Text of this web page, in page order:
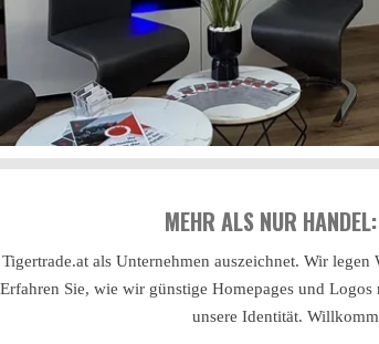
MEHR ALS NUR
als Unternehmen auszeichnet. Wir
Sie, wie wir günstige Homepages und
unsere Identität.